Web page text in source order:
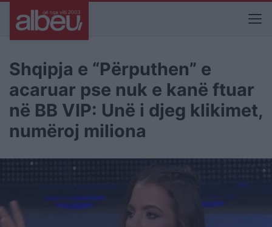
Shqipja e “Përputhen” e
acaruar pse nuk e kanë ftuar
në BB VIP: Unë i djeg klikimet,
numëroj miliona